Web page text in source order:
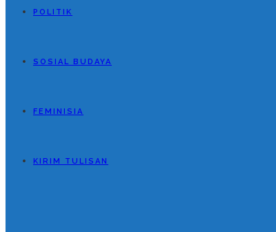
POLITIK
SOSIAL BUDAYA
FEMINISIA
KIRIM TULISAN